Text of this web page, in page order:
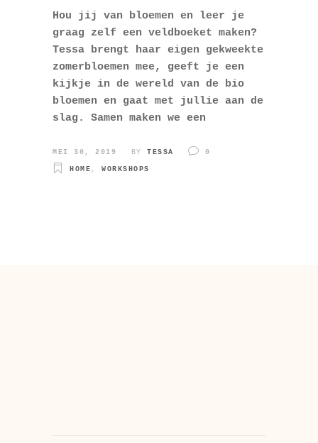
Hou jij van bloemen en leer je
graag zelf een veldboeket maken?
Tessa brengt haar eigen gekweekte
zomerbloemen mee, geeft je een
kijkje in de wereld van de bio
bloemen en gaat met jullie aan de
slag. Samen maken we een
MEI 30, 2019 BY TESSA 0
HOME , WORKSHOPS